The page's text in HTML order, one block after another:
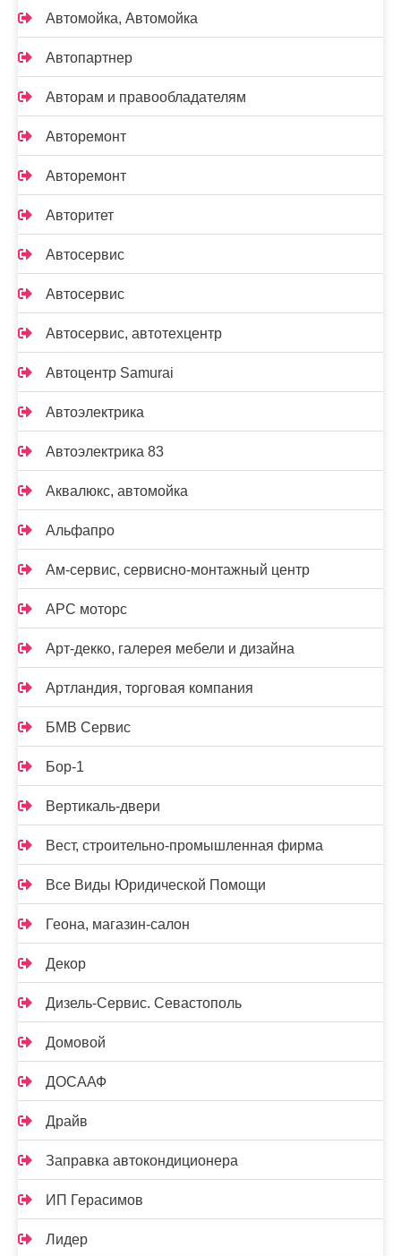
Автомойка, Автомойка
Автопартнер
Авторам и правообладателям
Авторемонт
Авторемонт
Авторитет
Автосервис
Автосервис
Автосервис, автотехцентр
Автоцентр Samurai
Автоэлектрика
Автоэлектрика 83
Аквалюкс, автомойка
Альфапро
Ам-сервис, сервисно-монтажный центр
АРС моторс
Арт-декко, галерея мебели и дизайна
Артландия, торговая компания
БМВ Сервис
Бор-1
Вертикаль-двери
Вест, строительно-промышленная фирма
Все Виды Юридической Помощи
Геона, магазин-салон
Декор
Дизель-Сервис. Севастополь
Домовой
ДОСААФ
Драйв
Заправка автокондиционера
ИП Герасимов
Лидер